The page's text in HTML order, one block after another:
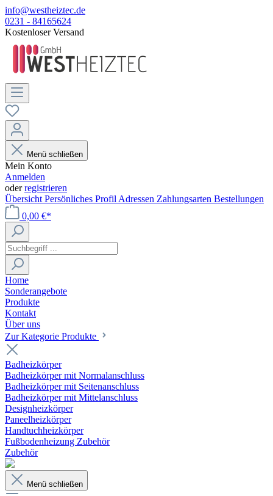
info@westheiztec.de
0231 - 84165624
Kostenloser Versand
Menü schließen
Mein Konto
Anmelden
oderregistrieren
Übersicht Persönliches Profil Adressen Zahlungsarten Bestellungen
0,00 €*
Home
Sonderangebote
Produkte
Kontakt
Über uns
Zur Kategorie Produkte
Badheizkörper
Badheizkörper mit Normalanschluss
Badheizkörper mit Seitenanschluss
Badheizkörper mit Mittelanschluss
Designheizkörper
Paneelheizkörper
Handtuchheizkörper
Fußbodenheizung Zubehör
Zubehör
Menü schließen